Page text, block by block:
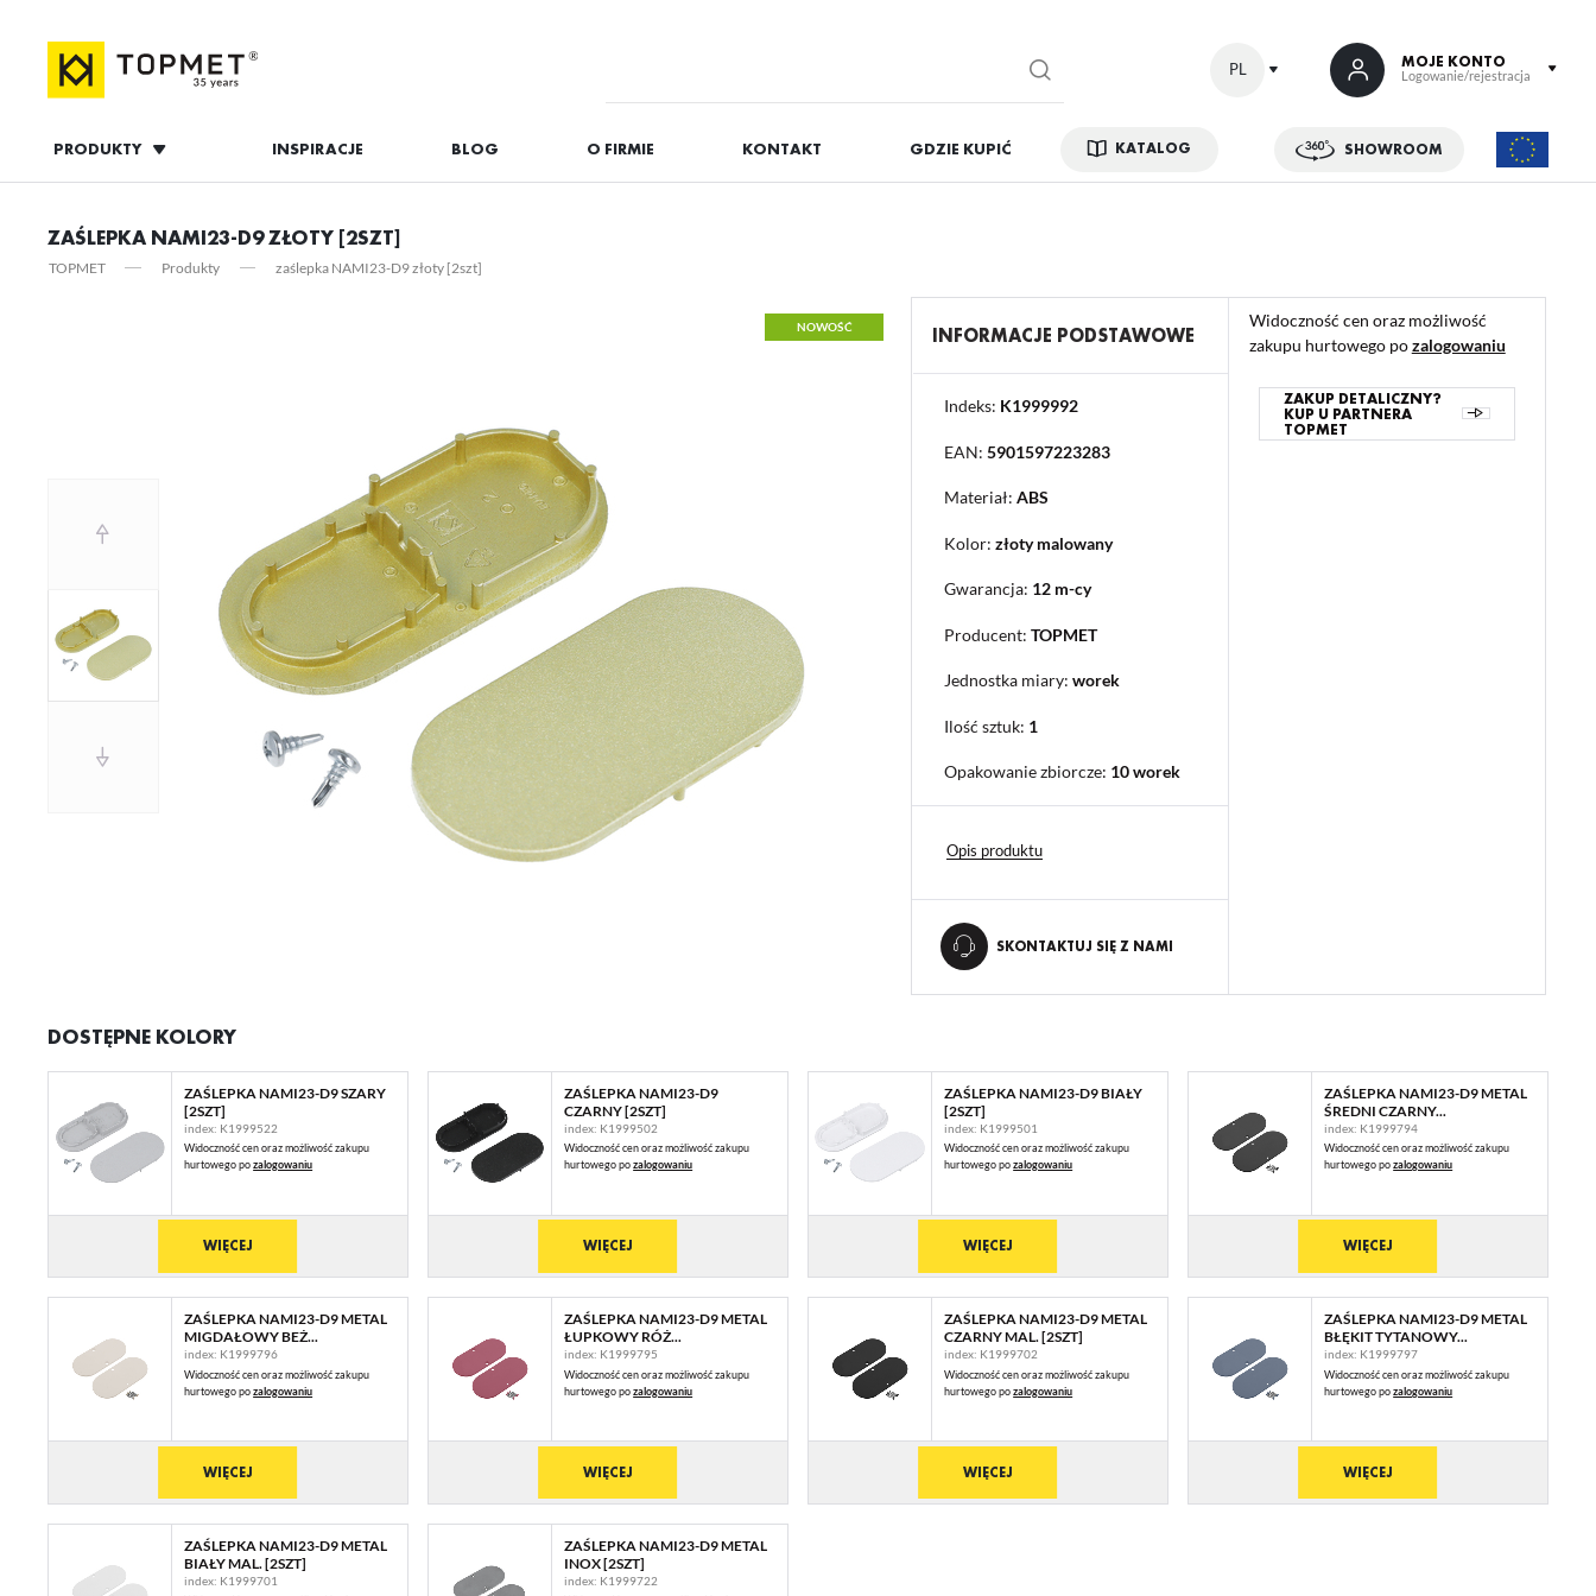
PL MOJE KONTO
Logowanie/rejestracja
PRODUKTY INSPIRACJE BLOG O FIRMIE KONTAKT GDZIE KUPIĆ KATALOG SHOWROOM
ZALOGUJ SIĘ
brak konieczności wprowadzania swoich danych przy kolejnych zakupach
możliwość otrzymania rabatów i kuponów promocyjnych
ZAŚLEPKA NAMI23-D9 ZŁOTY [2SZT]
TOPMET Produkty zaślepka NAMI23-D9 złoty [2szt]
NOWOŚĆ INFORMACJE PODSTAWOWE
Indeks: K1999992
EAN: 5901597223283
Materiał: ABS
Kolor: złoty malowany
Gwarancja: 12 m-cy
Producent: TOPMET
Jednostka miary: worek
Ilość sztuk: 1
Opakowanie zbiorcze: 10 worek
Opis produktu
SKONTAKTUJ SIĘ Z NAMI
Widoczność cen oraz możliwość
zakupu hurtowego pozalogowaniu
ZAKUP DETALICZNY?
KUP U PARTNERA
TOPMET
DOSTĘPNE KOLORY
ZAŚLEPKA NAMI23-D9 SZARY
[2SZT]
index: K1999522
Widoczność cen oraz możliwość zakupu
hurtowego pozalogowaniu
WIĘCEJ
ZAŚLEPKA NAMI23-D9
CZARNY [2SZT]
index: K1999502
Widoczność cen oraz możliwość zakupu
hurtowego pozalogowaniu
WIĘCEJ
ZAŚLEPKA NAMI23-D9 BIAŁY
[2SZT]
index: K1999501
Widoczność cen oraz możliwość zakupu
hurtowego pozalogowaniu
WIĘCEJ
ZAŚLEPKA NAMI23-D9 METAL
ŚREDNI CZARNY...
index: K1999794
Widoczność cen oraz możliwość zakupu
hurtowego pozalogowaniu
WIĘCEJ
ZAŚLEPKA NAMI23-D9 METAL
MIGDAŁOWY BEŻ...
index: K1999796
Widoczność cen oraz możliwość zakupu
hurtowego pozalogowaniu
WIĘCEJ
ZAŚLEPKA NAMI23-D9 METAL
ŁUPKOWY RÓŻ...
index: K1999795
Widoczność cen oraz możliwość zakupu
hurtowego pozalogowaniu
WIĘCEJ
ZAŚLEPKA NAMI23-D9 METAL
CZARNY MAL. [2SZT]
index: K1999702
Widoczność cen oraz możliwość zakupu
hurtowego pozalogowaniu
WIĘCEJ
ZAŚLEPKA NAMI23-D9 METAL
BŁĘKIT TYTANOWY...
index: K1999797
Widoczność cen oraz możliwość zakupu
hurtowego pozalogowaniu
WIĘCEJ
ZAŚLEPKA NAMI23-D9 METAL
BIAŁY MAL. [2SZT]
index: K1999701
ZAŚLEPKA NAMI23-D9 METAL
INOX [2SZT]
index: K1999722
USTAWIENIA
Szanujemy Twoją prywatność. Możesz zmienić ustawienia cookies lub zaakceptować je
wszystkie. W dowolnym momencie możesz dokonać zmiany swoich ustawień.